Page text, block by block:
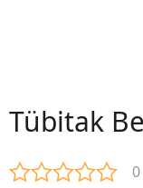
Tübitak